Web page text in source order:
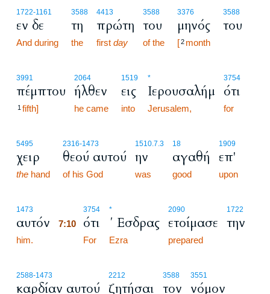
1722-1161
εν δε
And during
3588
τη
the
4413
πρώτη
first day
3588
του
of the
3376
μηνός
[2 month
3588
του
3991
πέμπτου
1 fifth]
2064
ήλθεν
he came
1519
εις
into
*
Ιερουσαλήμ
Jerusalem,
3754
ότι
for
5495
χειρ
the hand
2316-1473
θεού αυτού
of his God
1510.7.3
ην
was
18
αγαθή
good
1909
επ'
upon
1473
αυτόν
him.
3754
7:10 ότι
For
*
΄ Εσδρας
Ezra
2090
ετοίμασε
prepared
1722
την
2588-1473
καρδίαν αυτού
2212
ζητήσαι
3588
τον
3551
νόμον